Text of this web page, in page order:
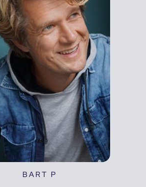
BART P